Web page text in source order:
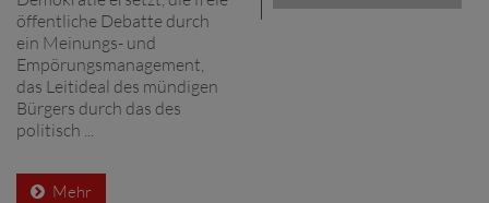
öffentliche Debatte durch
ein Meinungs- und
Empörungsmanagement,
das Leitideal des mündigen
Bürgers durch das des
politisch ...
Mehr